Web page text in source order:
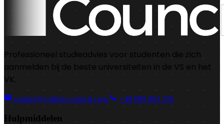
Professioneel studieadvies voor studenten die zich
aanmelden bij de beste universiteiten in de VS en het
VK.
contact@college-council.com +48 889 862 256
Hulpmiddelen